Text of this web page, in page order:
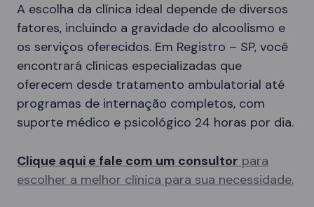
A escolha da clínica ideal depende de diversos
fatores, incluindo a gravidade do alcoolismo e
os serviços oferecidos. Em Registro – SP, você
encontrará clínicas especializadas que
oferecem desde tratamento ambulatorial até
programas de internação completos, com
suporte médico e psicológico 24 horas por dia.
Clique aqui e fale com um consultor para
escolher a melhor clínica para sua necessidade.